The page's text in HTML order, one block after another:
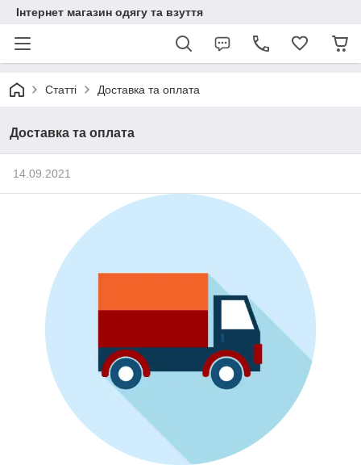
Інтернет магазин одягу та взуття
Статті Доставка та оплата
Доставка та оплата
14.09.2021